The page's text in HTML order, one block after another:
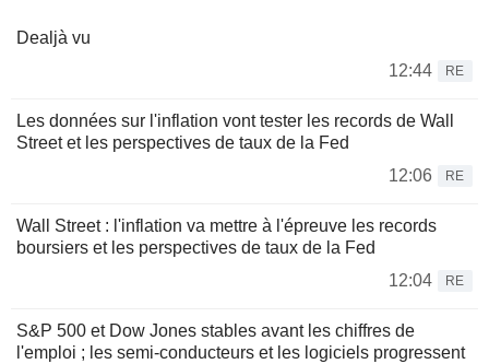
Dealjà vu
12:44
RE
Les données sur l'inflation vont tester les records de Wall
Street et les perspectives de taux de la Fed
12:06
RE
Wall Street : l'inflation va mettre à l'épreuve les records
boursiers et les perspectives de taux de la Fed
12:04
RE
S&P 500 et Dow Jones stables avant les chiffres de
l'emploi ; les semi-conducteurs et les logiciels progressent